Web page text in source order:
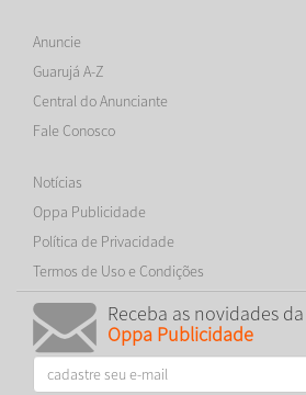
Anuncie
Guarujá A-Z
Central do Anunciante
Fale Conosco
Notícias
Oppa Publicidade
Política de Privacidade
Termos de Uso e Condições
Receba as novidades da
Oppa Publicidade